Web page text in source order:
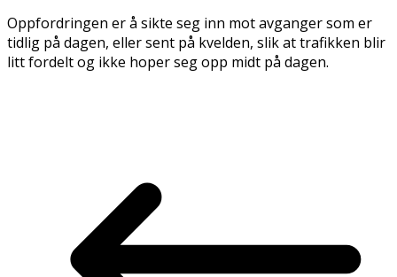
Oppfordringen er å sikte seg inn mot avganger som er
tidlig på dagen, eller sent på kvelden, slik at trafikken blir
litt fordelt og ikke hoper seg opp midt på dagen.